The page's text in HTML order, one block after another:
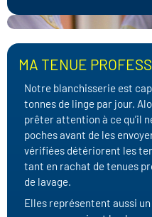
MA TENUE
Notre blanchisserie est
tonnes de linge par jour.
prêter attention à ce qu’il
poches avant de les
vérifiées détériorent les
tant en rachat de tenues
de lavage.
Elles représentent aussi